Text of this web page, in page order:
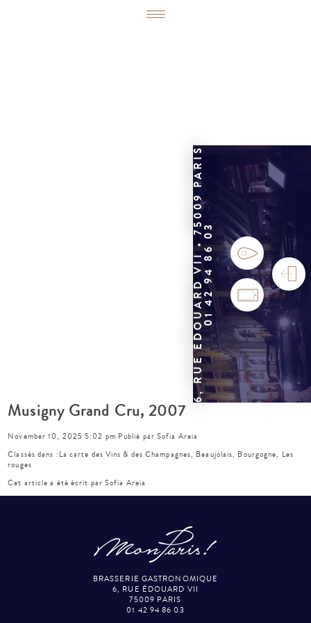
6, RUE ÉDOUARD VII • 75009 PARIS01 42 94 86 03
Musigny Grand Cru, 2007
November 10, 2025 5:02 pm Publié par Sofia Areia
Classés dans : La carte des Vins & des Champagnes, Beaujolais, Bourgogne, Les
rouges
Cet article a été écrit par Sofia Areia
BRASSERIE GASTRONOMIQUE
6, RUE ÉDOUARD VII
75009 PARIS
01 42 94 86 03